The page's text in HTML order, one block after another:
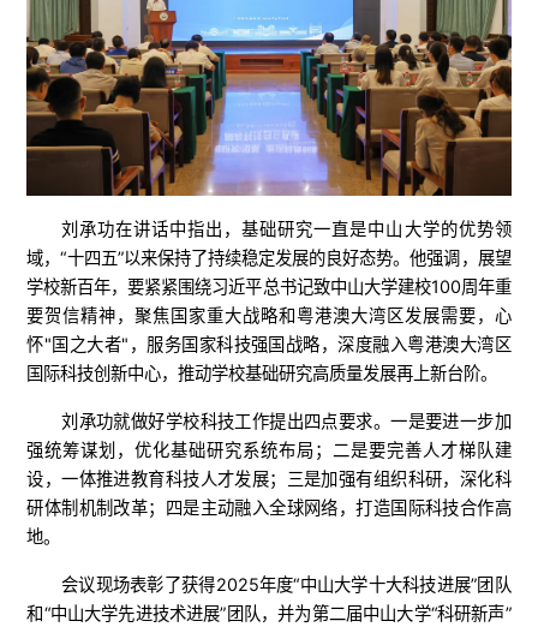
刘承功在讲话中指出，基础研究一直是中山大学的优势领
域，“十四五”以来保持了持续稳定发展的良好态势。他强调，展望
学校新百年，要紧紧围绕习近平总书记致中山大学建校100周年重
要贺信精神，聚焦国家重大战略和粤港澳大湾区发展需要，心
怀"国之大者"，服务国家科技强国战略，深度融入粤港澳大湾区
国际科技创新中心，推动学校基础研究高质量发展再上新台阶。
刘承功就做好学校科技工作提出四点要求。一是要进一步加
强统筹谋划，优化基础研究系统布局；二是要完善人才梯队建
设，一体推进教育科技人才发展；三是加强有组织科研，深化科
研体制机制改革；四是主动融入全球网络，打造国际科技合作高
地。
会议现场表彰了获得2025年度“中山大学十大科技进展”团队
和“中山大学先进技术进展”团队，并为第二届中山大学“科研新声”